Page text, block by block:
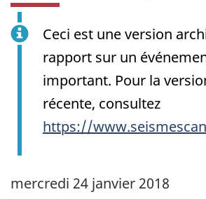
Ceci est une version
rapport sur un
important. Pour la
récente, consultez
https://
mercredi 24 janvier 2018